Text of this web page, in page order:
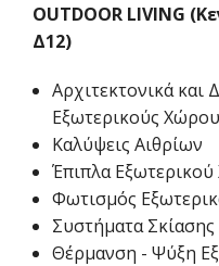
OUTDOOR LIVING
Δ12)
Αρχιτεκτονικά και
Εξωτερικούς
Καλύψεις Αιθρίων
Έπιπλα
Φωτισμός
Συστήματα Σκίασης
Θέρμανση - Ψύξη